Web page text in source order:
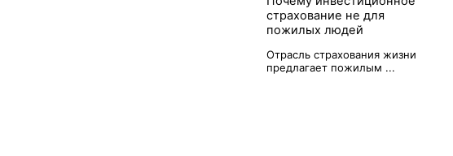
страхование не для
пожилых людей
Отрасль страхования жизни
предлагает пожилым ...